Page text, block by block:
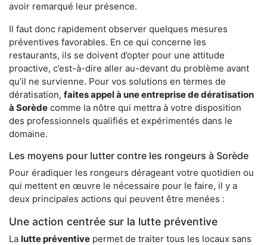
avoir remarqué leur présence.
Il faut donc rapidement observer quelques mesures
préventives favorables. En ce qui concerne les
restaurants, ils se doivent d’opter pour une attitude
proactive, c’est-à-dire aller au-devant du problème avant
qu’il ne survienne. Pour vos solutions en termes de
dératisation, faites appel à une entreprise de dératisation
à Sorède comme la nôtre qui mettra à votre disposition
des professionnels qualifiés et expérimentés dans le
domaine.
Les moyens pour lutter contre les rongeurs à Sorède
Pour éradiquer les rongeurs dérageant votre quotidien ou
qui mettent en œuvre le nécessaire pour le faire, il y a
deux principales actions qui peuvent être menées :
Une action centrée sur la lutte préventive
La lutte préventive permet de traiter tous les locaux sans